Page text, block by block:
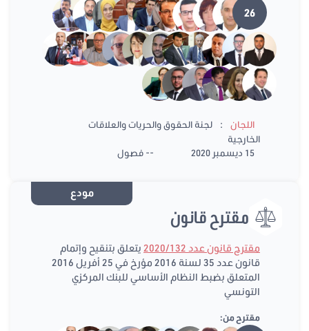
26
اللجان :
لجنة الحقوق والحريات والعلاقات
الخارجية
15 ديسمبر 2020
-- فصول
مودع
مقترح قانون
مقترح قانون عدد 2020/132
يتعلق بتنقيح وإتمام
قانون عدد 35 لسنة 2016 مؤرخ في 25 أفريل 2016
المتعلق بضبط النظام الأساسي للبنك المركزي
التونسي
مقترح من: